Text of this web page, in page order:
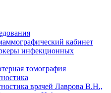
кабинет
инфекционных
томография
врачей Лаврова В.Н.,